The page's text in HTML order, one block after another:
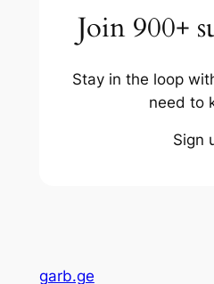
Join 900+
Stay in the loop
need to
Sign
garb.ge